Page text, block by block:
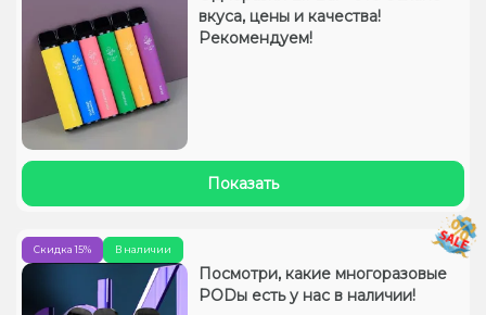
вкуса, цены и качества!
Рекомендуем!
Показать
В наличии
Скидка 15%
Посмотри, какие многоразовые
PODы есть у нас в наличии!